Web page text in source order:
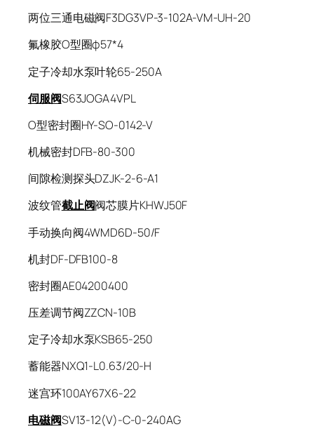
两位三通电磁阀F3DG3VP-3-102A-VM-UH-20
氟橡胶O型圈φ57*4
定子冷却水泵叶轮65-250A
伺服阀S63JOGA4VPL
O型密封圈HY-SO-0142-V
机械密封DFB-80-300
间隙检测探头DZJK-2-6-A1
波纹管截止阀阀芯膜片KHWJ50F
手动换向阀4WMD6D-50/F
机封DF-DFB100-8
密封圈AE04200400
压差调节阀ZZCN-10B
定子冷却水泵KSB65-250
蓄能器NXQ1-L0.63/20-H
迷宫环100AY67X6-22
电磁阀SV13-12(V)-C-0-240AG